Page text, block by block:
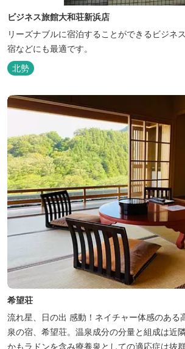
ビジネス旅館大和荘新浜店
リーズナブルに宿泊することができるビジネ
宿などにも最適です。
北勢
希望荘
流れ星、日の出 感動！ネイチャー体感のある
泉の宿、希望荘。温泉成分の分量と組成は近
かもラドンを含み療養泉としての適応症は抜